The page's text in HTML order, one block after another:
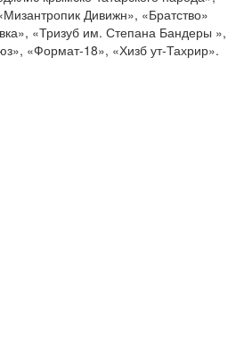
Дивижн», «Братство»
«Тризуб им. Степана Бандеры »,
«Формат-18», «Хизб ут-Тахрир».